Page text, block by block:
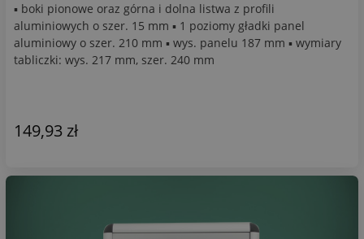
▪ boki pionowe oraz górna i dolna listwa z profili
aluminiowych o szer. 15 mm ▪ 1 poziomy gładki panel
aluminiowy o szer. 210 mm ▪ wys. panelu 187 mm ▪ wymiary
tabliczki: wys. 217 mm, szer. 240 mm
149,93 zł